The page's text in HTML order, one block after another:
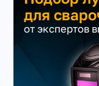
для
от экспертов